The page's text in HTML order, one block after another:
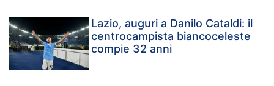
Lazio, auguri a Danilo Cataldi: il
centrocampista biancoceleste
compie 32 anni